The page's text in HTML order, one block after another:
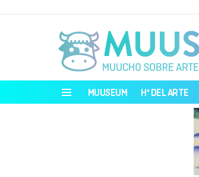
Menu
MUUSEUM Hª DEL ARTE